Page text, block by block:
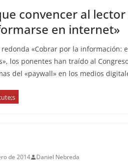
convencer al
en internet»
redonda «Cobrar por la información:
los ponentes han traído al
del «paywall» en los medios
de 2014 Daniel Nebreda